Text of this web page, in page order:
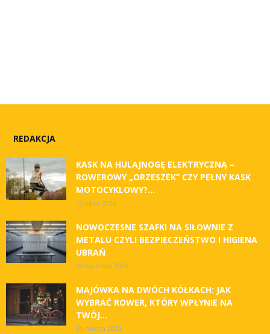
REDAKCJA
KASK NA HULAJNOGĘ ELEKTRYCZNĄ –
ROWEROWY „ORZESZEK” CZY PEŁNY KASK
MOTOCYKLOWY?...
10 lipca 2026
NOWOCZESNE SZAFKI NA SIŁOWNIE Z
METALU CZYLI BEZPIECZEŃSTWO I HIGIENA
UBRAŃ
28 kwietnia 2026
MAJÓWKA NA DWÓCH KÓŁKACH: JAK
WYBRAĆ ROWER, KTÓRY WPŁYNIE NA
TWÓJ...
31 marca 2026